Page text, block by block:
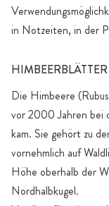
in Notzeiten, in der
HIMBEERBLÄTTER
Die Himbeere
vor 2000 Jahren bei
kam. Sie gehört zu
vornehmlich auf
Höhe oberhalb der
Nordhalbkugel.